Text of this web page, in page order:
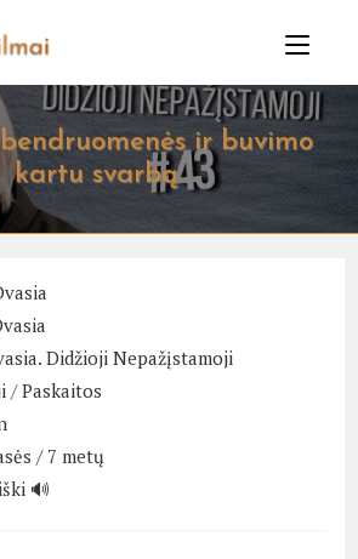
ir buvimo
kartu svarbą
Didžioji Nepažįstamoji
/Paskaitos
/ 7 metų
🔊